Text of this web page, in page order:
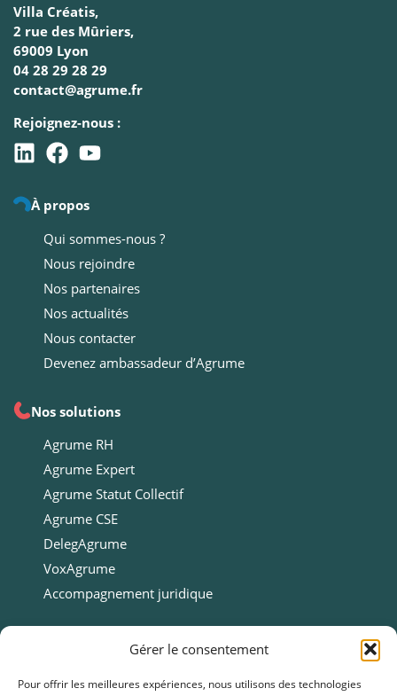
Gérer le consentement
Pour offrir les meilleures expériences, nous utilisons des technologies
Villa Créatis,
2 rue des Mûriers,
69009 Lyon
04 28 29 28 29
contact@agrume.fr
Rejoignez-nous :
À propos
Qui sommes-nous ?
Nous rejoindre
Nos partenaires
Nos actualités
Nous contacter
Devenez ambassadeur d’Agrume
Nos solutions
Agrume RH
Agrume Expert
Agrume Statut Collectif
Agrume CSE
DelegAgrume
VoxAgrume
Accompagnement juridique
Ressources